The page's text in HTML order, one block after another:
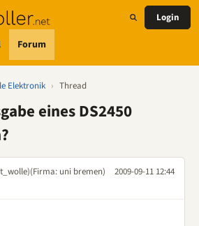
Forum
Login
Elektronik › Thread
eines DS2450
(Firma: uni bremen)
2009-09-11 12:44